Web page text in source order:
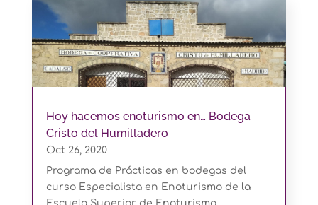
Hoy hacemos enoturismo en… Bodega
Cristo del Humilladero
Oct 26, 2020
Programa de Prácticas en bodegas del
curso Especialista en Enoturismo de la